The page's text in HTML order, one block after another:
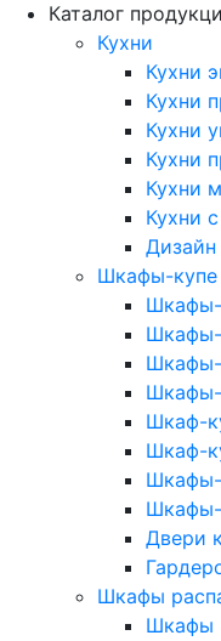
Каталог
Кухни
Кухни
Кухни
Кухни
Кухни
Кухни
Кухни
Дизайн
Шкафы-купе
Шкафы-
Шкафы-
Шкафы-
Шкаф-
Шкаф-
Шкафы-
Шкафы-
Двери
Шкафы
Шкафы